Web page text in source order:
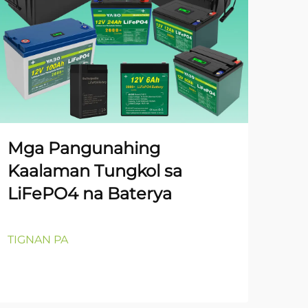
Mga Pangunahing
Kaalaman Tungkol sa
LiFePO4 na Baterya
TIGNAN PA